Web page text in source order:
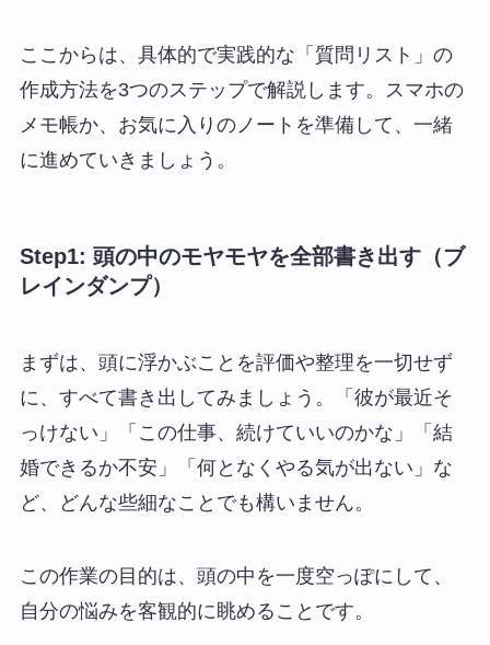
ここからは、具体的で実践的な「質問リスト」の
作成方法を3つのステップで解説します。スマホの
メモ帳か、お気に入りのノートを準備して、一緒
に進めていきましょう。
Step1: 頭の中のモヤモヤを全部書き出す（ブ
レインダンプ）
まずは、頭に浮かぶことを評価や整理を一切せず
に、すべて書き出してみましょう。「彼が最近そ
っけない」「この仕事、続けていいのかな」「結
婚できるか不安」「何となくやる気が出ない」な
ど、どんな些細なことでも構いません。
この作業の目的は、頭の中を一度空っぽにして、
自分の悩みを客観的に眺めることです。